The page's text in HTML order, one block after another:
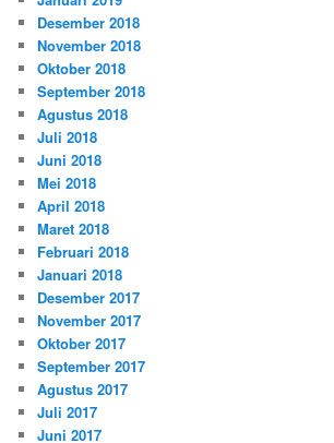
Desember 2018
November 2018
Oktober 2018
September 2018
Agustus 2018
Juli 2018
Juni 2018
Mei 2018
April 2018
Maret 2018
Februari 2018
Januari 2018
Desember 2017
November 2017
Oktober 2017
September 2017
Agustus 2017
Juli 2017
Juni 2017